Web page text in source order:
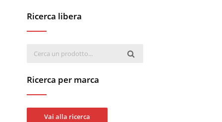
Ricerca libera
Ricerca per marca
Vai alla ricerca